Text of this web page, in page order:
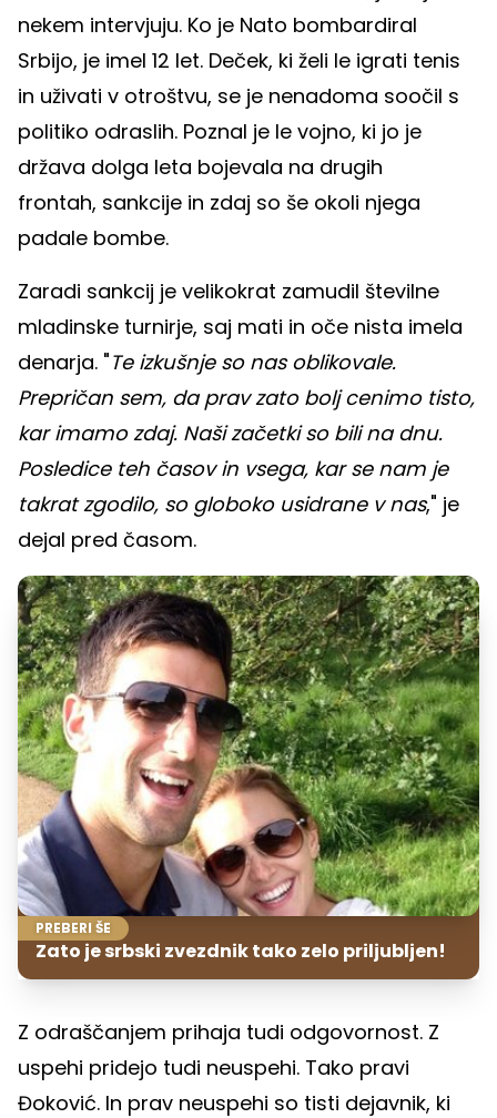
nekem intervjuju. Ko je Nato bombardiral
Srbijo, je imel 12 let. Deček, ki želi le igrati tenis
in uživati v otroštvu, se je nenadoma soočil s
politiko odraslih. Poznal je le vojno, ki jo je
država dolga leta bojevala na drugih
frontah, sankcije in zdaj so še okoli njega
padale bombe.
Zaradi sankcij je velikokrat zamudil številne
mladinske turnirje, saj mati in oče nista imela
denarja. "Te izkušnje so nas oblikovale.
Prepričan sem, da prav zato bolj cenimo tisto,
kar imamo zdaj. Naši začetki so bili na dnu.
Posledice teh časov in vsega, kar se nam je
takrat zgodilo, so globoko usidrane v nas," je
dejal pred časom.
PREBERI ŠE
Zato je srbski zvezdnik tako zelo priljubljen!
Z odraščanjem prihaja tudi odgovornost. Z
uspehi pridejo tudi neuspehi. Tako pravi
Đoković. In prav neuspehi so tisti dejavnik, ki